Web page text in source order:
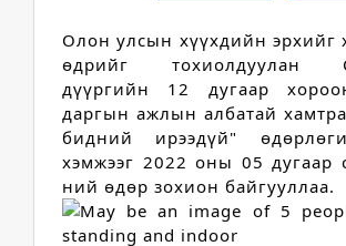
Олон улсын хүүхдийн эрхийг
өдрийг тохиолдуулан
дүүргийн 12 дугаар
даргын ажлын албатай
бидний ирээдүй"
хэмжээг 2022 оны 05 дугаар
ний өдөр зохион байгууллаа.